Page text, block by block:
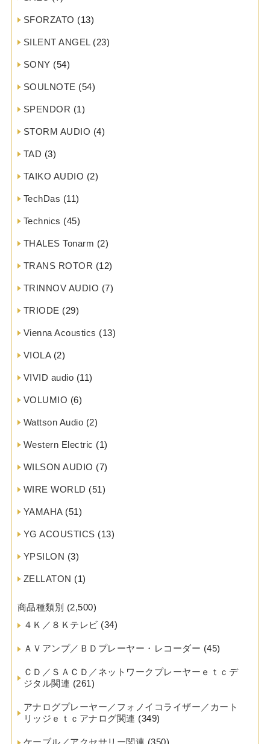
SFORZATO (13)
SILENT ANGEL(23)
SONY (54)
SOULNOTE (54)
SPENDOR (1)
STORM AUDIO (4)
TAD (3)
TAIKO AUDIO (2)
TechDas (11)
Technics (45)
THALES Tonarm (2)
TRANS ROTOR (12)
TRINNOV AUDIO (7)
TRIODE (29)
Vienna Acoustics (13)
VIOLA(2)
VIVID audio (11)
VOLUMIO (6)
Wattson Audio (2)
Western Electric (1)
WILSON AUDIO (7)
WIRE WORLD (51)
YAMAHA(51)
YG ACOUSTICS (13)
YPSILON (3)
ZELLATON (1)
商品種類別 (2,500)
４Ｋ／８Ｋテレビ (34)
ＡＶアンプ／ＢＤプレーヤー・レコーダー (45)
ＣＤ／ＳＡＣＤ／ネットワークプレーヤーｅｔｃデ
ジタル関連 (261)
アナログプレーヤー／フォノイコライザー／カート
リッジｅｔｃアナログ関連 (349)
ケーブル／アクセサリー関連 (350)